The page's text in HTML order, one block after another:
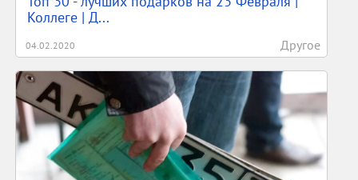
Коллеге | Д...
04.02.2020 Другое